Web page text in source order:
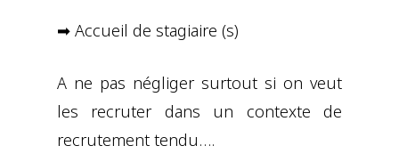
➡ Accueil de stagiaire (s)
A ne pas négliger surtout si on veut
les recruter dans un contexte de
recrutement tendu….